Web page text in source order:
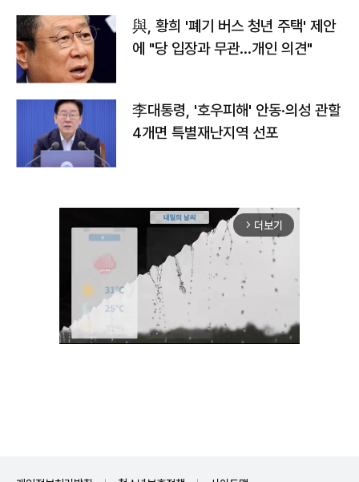
與, 황희 '폐기 버스 청년 주택' 제안
에 "당 입장과 무관…개인 의견"
李대통령, '호우피해' 안동·의성 관할
4개면 특별재난지역 선포
arrow_forward_ios 더보기